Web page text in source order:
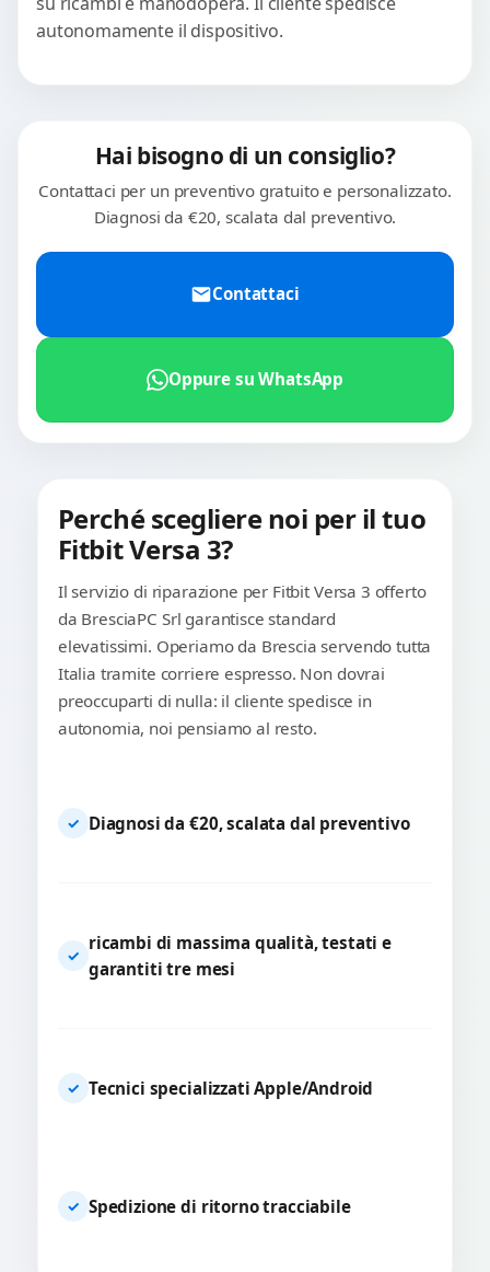
autonomamente il dispositivo.
Hai bisogno di un consiglio?
Contattaci per un preventivo gratuito e personalizzato.
Diagnosi da €20, scalata dal preventivo.
Contattaci
Oppure su WhatsApp
Perché scegliere noi per il tuo
Fitbit Versa 3?
Il servizio di riparazione per Fitbit Versa 3 offerto
da BresciaPC Srl garantisce standard
elevatissimi. Operiamo da Brescia servendo tutta
Italia tramite corriere espresso. Non dovrai
preoccuparti di nulla: il cliente spedisce in
autonomia, noi pensiamo al resto.
✓ Diagnosi da €20, scalata dal preventivo
✓
ricambi di massima qualità, testati e
garantiti tre mesi
✓ Tecnici specializzati Apple/Android
✓ Spedizione di ritorno tracciabile